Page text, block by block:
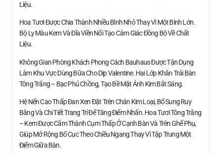
Liệu.
Hoa Tươi Được Chia Thành Nhiều Bình Nhỏ Thay Vì Một Bình Lớn.
Bộ Ly Màu Kem Và Đĩa Viền Nổi Tạo Cảm Giác Đồng Bộ Về Chất
Liệu.
Không Gian Phòng Khách Phong Cách Bauhaus Được Tận Dụng
Làm Khu Vực Dùng Bữa Cho Dịp Valentine. Hai Lớp Khăn Trải Bàn
Tông Trắng – Bạc Phủ Chồng, Tạo Bề Mặt Ánh Kim Bắt Sáng.
Hệ Nến Cao Thấp Đan Xen Đặt Trên Chân Kim Loại, Bổ Sung Ruy
Băng Và Chi Tiết Trang Trí Để Tăng Điểm Nhấn. Hoa Tươi Tông Trắng
– Kem Được Cắm Thành Cụm Thấp Ở Cạnh Bàn Và Trên Ghế Phụ,
Giúp Mở Rộng Bố Cục Theo Chiều Ngang Thay Vì Tập Trung Một
Điểm Giữa Bàn.